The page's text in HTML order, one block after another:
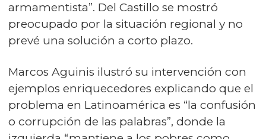
armamentista”. Del Castillo se mostró
preocupado por la situación regional y no
prevé una solución a corto plazo.
Marcos Aguinis ilustró su intervención con
ejemplos enriquecedores explicando que el
problema en Latinoamérica es “la confusión
o corrupción de las palabras”, donde la